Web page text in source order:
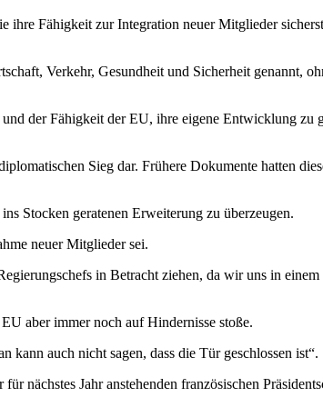
Fähigkeit zur Integration neuer Mitglieder
Verkehr, Gesundheit und Sicherheit genannt,
der Fähigkeit der EU, ihre eigene Entwicklung zu
Sieg dar. Frühere Dokumente hatten
Stocken geratenen Erweiterung zu überzeugen.
neuer Mitglieder sei.
in Betracht ziehen, da wir uns in einem
aber immer noch auf Hindernisse stoße.
kann auch nicht sagen, dass die Tür geschlossen ist“.
nächstes Jahr anstehenden französischen